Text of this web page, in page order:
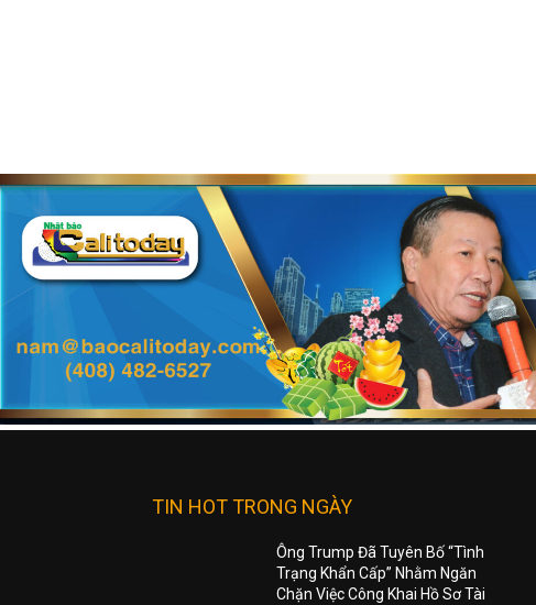
TIN HOT TRONG NGÀY
Ông Trump Đã Tuyên Bố “Tình
Trạng Khẩn Cấp” Nhằm Ngăn
Chặn Việc Công Khai Hồ Sơ Tài